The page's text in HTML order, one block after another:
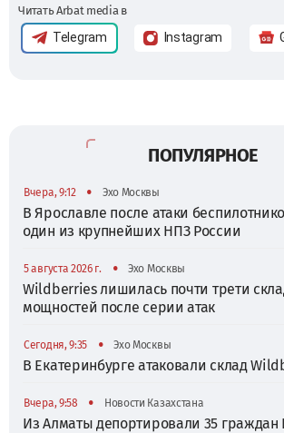
Читать Arbat media в
Telegram Instagram
ПОПУЛЯРНОЕ
Вчера, 9:12 • Эхо Москвы
В Ярославле после атаки
один из крупнейших НПЗ России
5 августа 2026 г. • Эхо Москвы
Wildberries лишилась почти трети
мощностей после серии атак
Сегодня, 9:35 • Эхо Москвы
В Екатеринбурге атаковали склад
Вчера, 9:58 • Новости Казахстана
Из Алматы депортировали 35 граждан